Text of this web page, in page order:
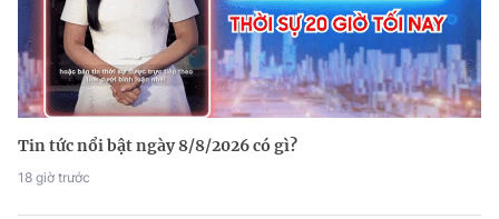
Tin tức nổi bật ngày 8/8/2026 có gì?
18 giờ trước